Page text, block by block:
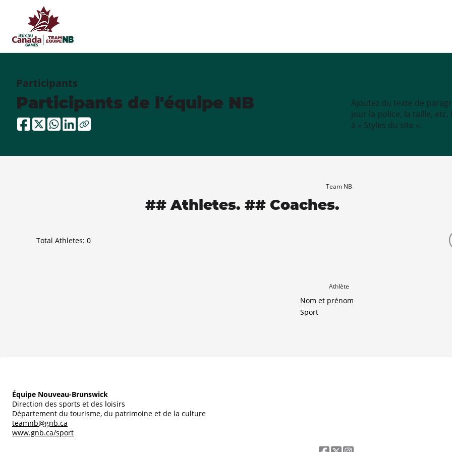
Participants
Participants de l'équipe NB
Ajoutez du texte de
jour la police, la taille,
à « Styles du site ».
Team NB
## Athletes. ## Coaches.
Total Athletes: 0
Athlète
Nom et prénom
Sport
Équipe Nouveau-Brunswick
Direction des sports et des loisirs
Département du tourisme, du patrimoine et de la culture
teamnb@gnb.ca
www.gnb.ca/sport